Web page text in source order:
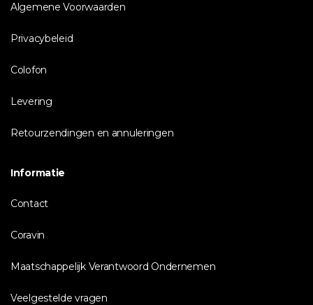
Algemene Voorwaarden
Privacybeleid
Colofon
Levering
Retourzendingen en annuleringen
Informatie
Contact
Coravin
Maatschappelijk Verantwoord Ondernemen
Veelgestelde vragen